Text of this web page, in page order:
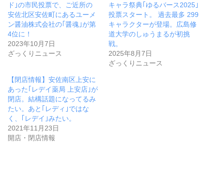
ド｣の市民投票で、ご近所の
安佐北区安佐町にあるユーメ
ン醤油株式会社の｢醤魂｣が第
4位に！
2023年10月7日
ざっくりニュース
キャラ祭典｢ゆるバース2025｣
投票スタート。 過去最多 299
キャラクターが登場。広島修
道大学のしゅうまるが初挑
戦。
2025年8月7日
ざっくりニュース
【閉店情報】安佐南区上安に
あった｢レデイ薬局 上安店｣が
閉店。結構話題になってるみ
たい。あと｢レディ｣ではな
く、｢レデイ｣みたい。
2021年11月23日
開店・閉店情報